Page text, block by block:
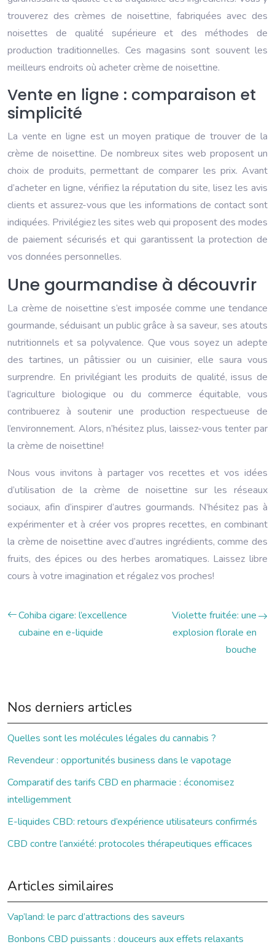
trouverez des crèmes de noisettine, fabriquées avec des
noisettes de qualité supérieure et des méthodes de
production traditionnelles. Ces magasins sont souvent les
meilleurs endroits où acheter crème de noisettine.
Vente en ligne : comparaison et
simplicité
La vente en ligne est un moyen pratique de trouver de la
crème de noisettine. De nombreux sites web proposent un
choix de produits, permettant de comparer les prix. Avant
d’acheter en ligne, vérifiez la réputation du site, lisez les avis
clients et assurez-vous que les informations de contact sont
indiquées. Privilégiez les sites web qui proposent des modes
de paiement sécurisés et qui garantissent la protection de
vos données personnelles.
Une gourmandise à découvrir
La crème de noisettine s’est imposée comme une tendance
gourmande, séduisant un public grâce à sa saveur, ses atouts
nutritionnels et sa polyvalence. Que vous soyez un adepte
des tartines, un pâtissier ou un cuisinier, elle saura vous
surprendre. En privilégiant les produits de qualité, issus de
l’agriculture biologique ou du commerce équitable, vous
contribuerez à soutenir une production respectueuse de
l’environnement. Alors, n’hésitez plus, laissez-vous tenter par
la crème de noisettine!
Nous vous invitons à partager vos recettes et vos idées
d’utilisation de la crème de noisettine sur les réseaux
sociaux, afin d’inspirer d’autres gourmands. N’hésitez pas à
expérimenter et à créer vos propres recettes, en combinant
la crème de noisettine avec d’autres ingrédients, comme des
fruits, des épices ou des herbes aromatiques. Laissez libre
cours à votre imagination et régalez vos proches!
Cohiba cigare: l’excellence
cubaine en e-liquide
Violette fruitée: une
explosion florale en
bouche
Nos derniers articles
Quelles sont les molécules légales du cannabis ?
Revendeur : opportunités business dans le vapotage
Comparatif des tarifs CBD en pharmacie : économisez
intelligemment
E-liquides CBD: retours d’expérience utilisateurs confirmés
CBD contre l’anxiété: protocoles thérapeutiques efficaces
Articles similaires
Vap’land: le parc d’attractions des saveurs
Bonbons CBD puissants : douceurs aux effets relaxants